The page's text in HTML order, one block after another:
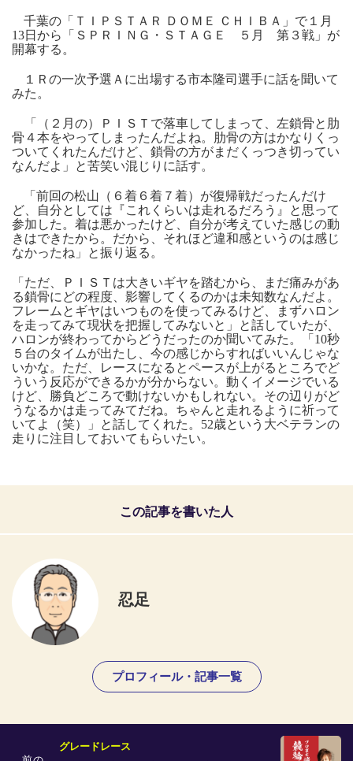
お問い合わせ
支払い方法、ポイント利用規約
車券は20歳になってから・のめり込む不安のある方のご相
談
よくある質問
千葉の「ＴＩＰＳＴＡＲ ＤＯＭＥ ＣＨＩＢＡ」で１月
13日から「ＳＰＲＩＮＧ・ＳＴＡＧＥ ５月 第３戦」が
開幕する。
１Ｒの一次予選Ａに出場する市本隆司選手に話を聞いて
みた。
「（２月の）ＰＩＳＴで落車してしまって、左鎖骨と肋
骨４本をやってしまったんだよね。肋骨の方はかなりくっ
ついてくれたんだけど、鎖骨の方がまだくっつき切ってい
なんだよ」と苦笑い混じりに話す。
「前回の松山（６着６着７着）が復帰戦だったんだけ
ど、自分としては『これくらいは走れるだろう』と思って
参加した。着は悪かったけど、自分が考えていた感じの動
きはできたから。だから、それほど違和感というのは感じ
なかったね」と振り返る。
「ただ、ＰＩＳＴは大きいギヤを踏むから、まだ痛みがあ
る鎖骨にどの程度、影響してくるのかは未知数なんだよ。
フレームとギヤはいつものを使ってみるけど、まずハロン
を走ってみて現状を把握してみないと」と話していたが、
ハロンが終わってからどうだったのか聞いてみた。「10秒
５台のタイムが出たし、今の感じからすればいいんじゃな
いかな。ただ、レースになるとペースが上がるところでど
ういう反応ができるかが分からない。動くイメージでいる
けど、勝負どころで動けないかもしれない。その辺りがど
うなるかは走ってみてだね。ちゃんと走れるように祈って
いてよ（笑）」と話してくれた。52歳という大ベテランの
走りに注目しておいてもらいたい。
この記事を書いた人
忍足
プロフィール・記事一覧
グレードレース